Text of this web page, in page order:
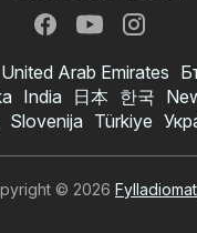
United Arab Emirates
India 日本 한국
Slovenija Türkiye
© 2026